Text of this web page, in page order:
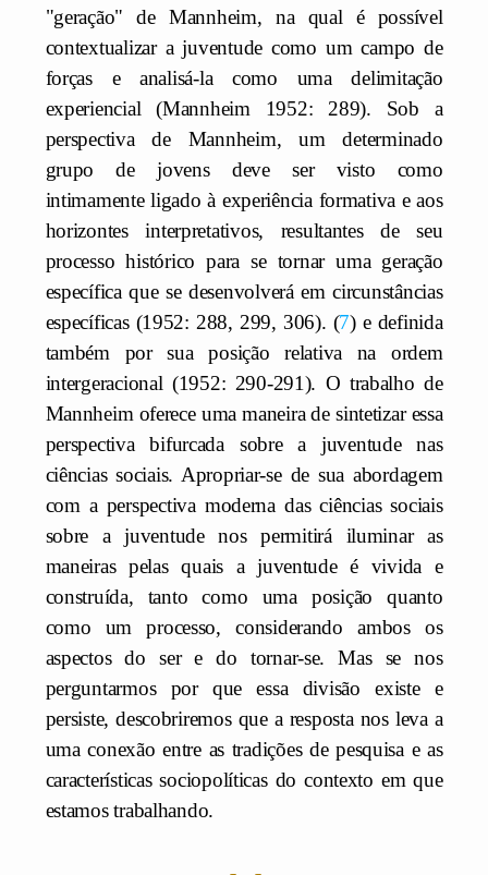
"geração" de Mannheim, na qual é possível
contextualizar a juventude como um campo de
forças e analisá-la como uma delimitação
experiencial (Mannheim 1952: 289). Sob a
perspectiva de Mannheim, um determinado
grupo de jovens deve ser visto como
intimamente ligado à experiência formativa e aos
horizontes interpretativos, resultantes de seu
processo histórico para se tornar uma geração
específica que se desenvolverá em circunstâncias
específicas (1952: 288, 299, 306). 7 e definida
também por sua posição relativa na ordem
intergeracional (1952: 290-291). O trabalho de
Mannheim oferece uma maneira de sintetizar essa
perspectiva bifurcada sobre a juventude nas
ciências sociais. Apropriar-se de sua abordagem
com a perspectiva moderna das ciências sociais
sobre a juventude nos permitirá iluminar as
maneiras pelas quais a juventude é vivida e
construída, tanto como uma posição quanto
como um processo, considerando ambos os
aspectos do ser e do tornar-se. Mas se nos
perguntarmos por que essa divisão existe e
persiste, descobriremos que a resposta nos leva a
uma conexão entre as tradições de pesquisa e as
características sociopolíticas do contexto em que
estamos trabalhando.